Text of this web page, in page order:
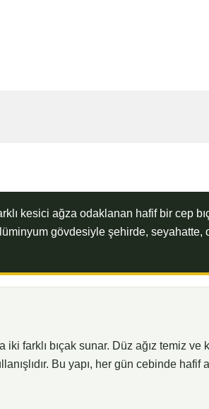
kesici ağza odaklanan hafif bir cep
gövdesiyle şehirde, seyahatte,
farklı bıçak sunar. Düz ağız temiz ve
Bu yapı, her gün cebinde hafif